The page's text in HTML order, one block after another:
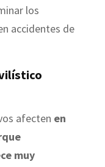
los
accidentes de
afecten en
muy